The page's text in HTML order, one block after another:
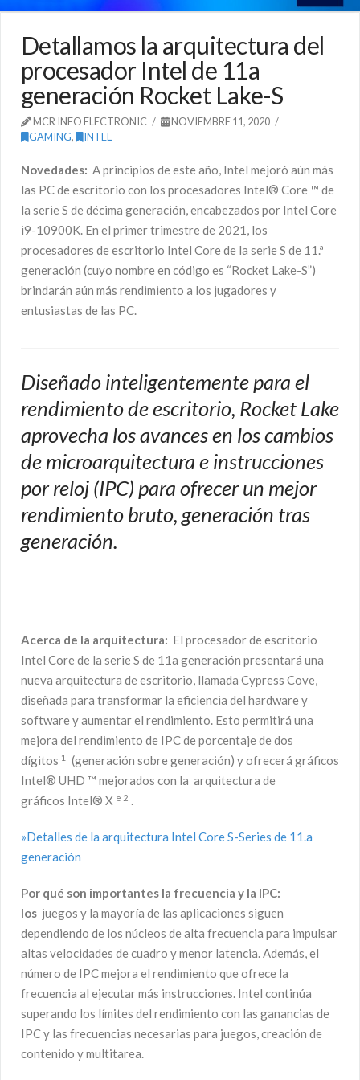
Detallamos la arquitectura del
procesador Intel de 11a
generación Rocket Lake-S
MCR INFO ELECTRONIC
NOVIEMBRE 11, 2020
GAMING, INTEL
Novedades: A principios de este año, Intel mejoró aún más
las PC de escritorio con los procesadores Intel® Core ™ de
la serie S de décima generación, encabezados por Intel Core
i9-10900K. En el primer trimestre de 2021, los
procesadores de escritorio Intel Core de la serie S de 11.ª
generación (cuyo nombre en código es “Rocket Lake-S”)
brindarán aún más rendimiento a los jugadores y
entusiastas de las PC.
Diseñado inteligentemente para el
rendimiento de escritorio, Rocket Lake
aprovecha los avances en los cambios
de microarquitectura e instrucciones
por reloj (IPC) para ofrecer un mejor
rendimiento bruto, generación tras
generación.
Acerca de la arquitectura: El procesador de escritorio
Intel Core de la serie S de 11a generación presentará una
nueva arquitectura de escritorio, llamada Cypress Cove,
diseñada para transformar la eficiencia del hardware y
software y aumentar el rendimiento. Esto permitirá una
mejora del rendimiento de IPC de porcentaje de dos
dígitos 1
(generación sobre generación) y ofrecerá gráficos
Intel® UHD ™ mejorados con la arquitectura de
gráficos Intel® X e 2 .
»Detalles de la arquitectura Intel Core S-Series de 11.a
generación
Por qué son importantes la frecuencia y la IPC:
los juegos y la mayoría de las aplicaciones siguen
dependiendo de los núcleos de alta frecuencia para impulsar
altas velocidades de cuadro y menor latencia. Además, el
número de IPC mejora el rendimiento que ofrece la
frecuencia al ejecutar más instrucciones. Intel continúa
superando los límites del rendimiento con las ganancias de
IPC y las frecuencias necesarias para juegos, creación de
contenido y multitarea.